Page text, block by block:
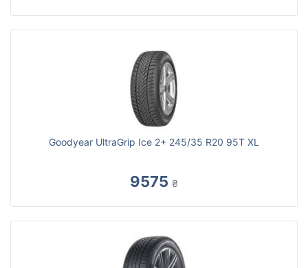
Goodyear UltraGrip Ice 2+ 245/35 R20 95T XL
9575 ₴